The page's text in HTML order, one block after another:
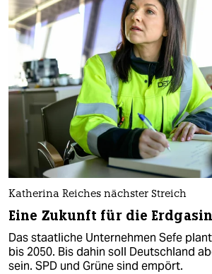
Katherina Reiches nächster Streich
Eine Zukunft für die
Das staatliche Unternehmen Sefe
bis 2050. Bis dahin soll Deutschland
sein. SPD und Grüne sind empört.